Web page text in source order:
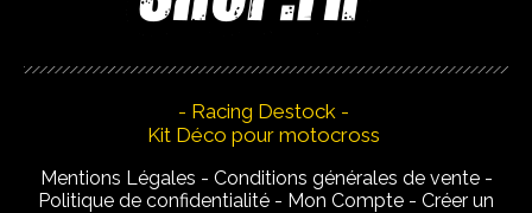
- Racing Destock -
Kit Déco pour motocross
Mentions Légales
Conditions générales de vente
Politique de confidentialité
Mon Compte
Créer un